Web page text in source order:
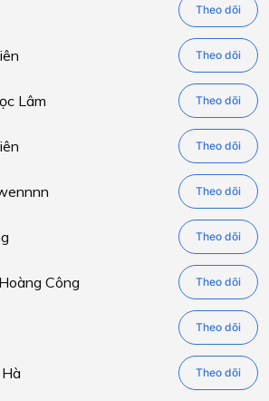
Theo dõi
Theo dõi
Lâm Theo dõi
Theo dõi
Theo dõi
Theo dõi
Công Theo dõi
Theo dõi
Theo dõi